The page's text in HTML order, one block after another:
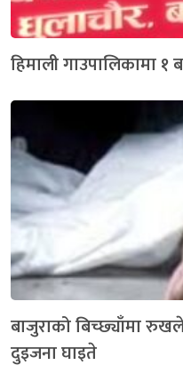
हिमाली गाउपालिकामा
बाजुराको बिच्छ्याँमा
दुइजना घाइते